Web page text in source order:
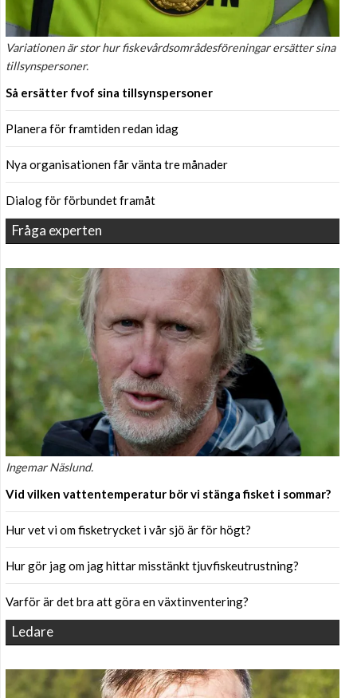
Variationen är stor hur fiskevårdsområdesföreningar ersätter sina
tillsynspersoner.
Så ersätter fvof sina tillsynspersoner
Planera för framtiden redan idag
Nya organisationen får vänta tre månader
Dialog för förbundet framåt
Fråga experten
Ingemar Näslund.
Vid vilken vattentemperatur bör vi stänga fisket i sommar?
Hur vet vi om fisketrycket i vår sjö är för högt?
Hur gör jag om jag hittar misstänkt tjuvfiskeutrustning?
Varför är det bra att göra en växtinventering?
Ledare